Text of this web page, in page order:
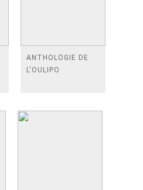
ANTHOLOGIE DE
L'OULIPO